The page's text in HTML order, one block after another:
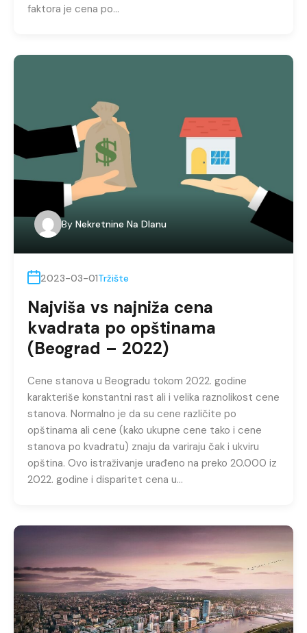
faktora je cena po…
By Nekretnine Na Dlanu
2023-03-01Tržište
Najviša vs najniža cena
kvadrata po opštinama
(Beograd – 2022)
Cene stanova u Beogradu tokom 2022. godine
karakteriše konstantni rast ali i velika raznolikost cene
stanova. Normalno je da su cene različite po
opštinama ali cene (kako ukupne cene tako i cene
stanova po kvadratu) znaju da variraju čak i ukviru
opština. Ovo istraživanje urađeno na preko 20.000 iz
2022. godine i disparitet cena u…